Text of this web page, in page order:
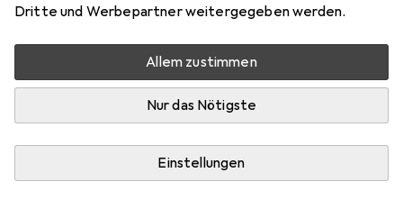
Dritte und Werbepartner weitergegeben werden.
Allem zustimmen
Nur das Nötigste
Einstellungen